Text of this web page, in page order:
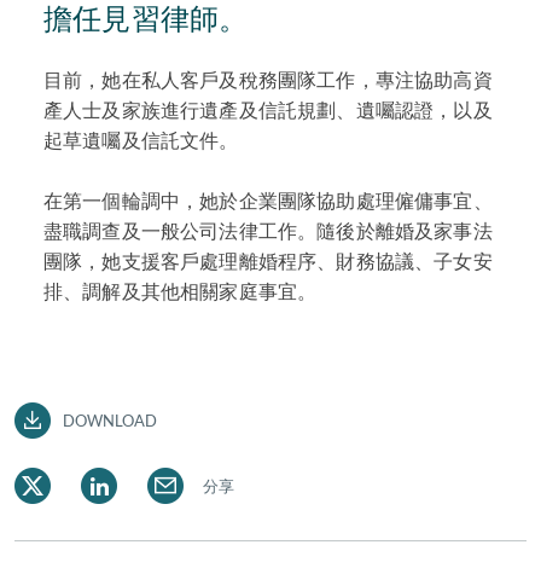
擔任見習律師。
目前，她在私人客戶及稅務團隊工作，專注協助高資
產人士及家族進行遺產及信託規劃、遺囑認證，以及
起草遺囑及信託文件。
在第一個輪調中，她於企業團隊協助處理僱傭事宜、
盡職調查及一般公司法律工作。隨後於離婚及家事法
團隊，她支援客戶處理離婚程序、財務協議、子女安
排、調解及其他相關家庭事宜。
DOWNLOAD
分享